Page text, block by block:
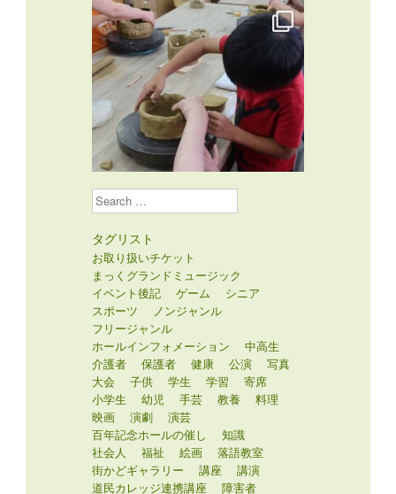
Search
タグリスト
お取り扱いチケット
まっくグランドミュージック
イベント後記
ゲーム
シニア
スポーツ
ノンジャンル
フリージャンル
ホールインフォメーション
中高生
介護者
保護者 健康 公演
写真
大会
子供 学生 学習
寄席
小学生
幼児 手芸 教養
料理
映画
演劇
演芸
百年記念ホールの催し
知識
社会人
福祉 絵画
落語教室
街かどギャラリー
講座
講演
道民カレッジ連携講座
障害者